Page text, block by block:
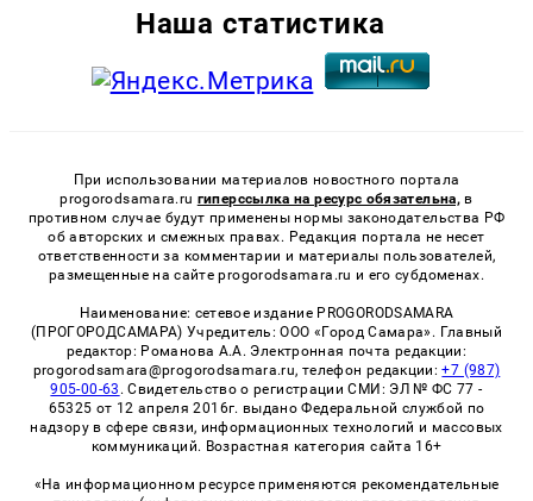
Наша статистика
При использовании материалов новостного портала
progorodsamara.ru гиперссылка на ресурс обязательна, в
противном случае будут применены нормы законодательства РФ
об авторских и смежных правах. Редакция портала не несет
ответственности за комментарии и материалы пользователей,
размещенные на сайте progorodsamara.ru и его субдоменах.
Наименование: сетевое издание PROGORODSAMARA
(ПРОГОРОДСАМАРА) Учредитель: ООО «Город Самара». Главный
редактор: Романова А.А. Электронная почта редакции:
progorodsamara@progorodsamara.ru, телефон редакции:+7 (987)
905-00-63 . Свидетельство о регистрации СМИ: ЭЛ № ФС 77 -
65325 от 12 апреля 2016г. выдано Федеральной службой по
надзору в сфере связи, информационных технологий и массовых
коммуникаций. Возрастная категория сайта 16+
«На информационном ресурсе применяются рекомендательные